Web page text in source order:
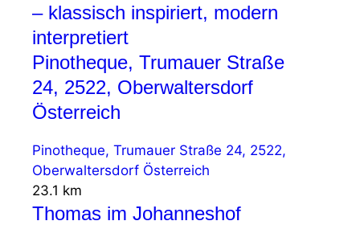
– klassisch inspiriert, modern
interpretiert
Pinotheque, Trumauer Straße
24, 2522, Oberwaltersdorf
Österreich
Pinotheque, Trumauer Straße 24, 2522,
Oberwaltersdorf Österreich
23.1 km
Thomas im Johanneshof